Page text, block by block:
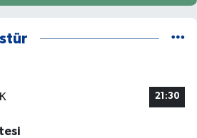
21:30